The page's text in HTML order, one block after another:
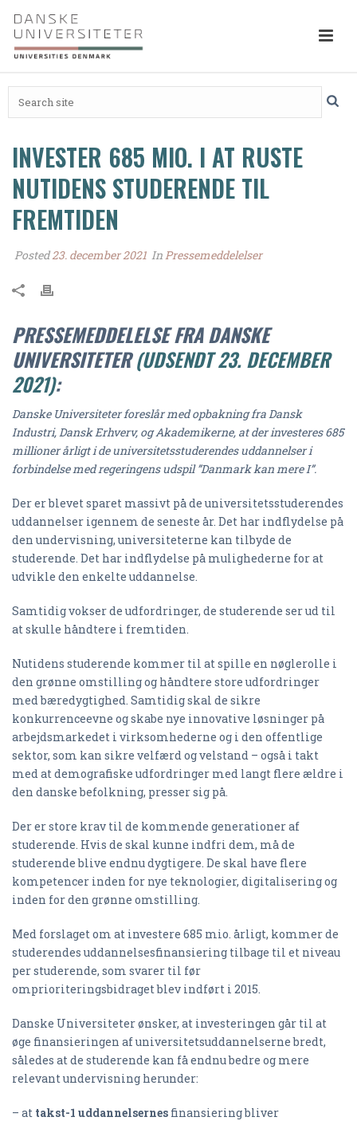
INVESTER 685 MIO. I AT RUSTE
NUTIDENS STUDERENDE TIL
FREMTIDEN
Posted23. december 2021 InPressemeddelelser
PRESSEMEDDELELSE FRA DANSKE
UNIVERSITETER(UDSENDT 23. DECEMBER
2021):
Danske Universiteter foreslår med opbakning fra Dansk
Industri, Dansk Erhverv, og Akademikerne, at der investeres 685
millioner årligt i de universitetsstuderendes uddannelser i
forbindelse med regeringens udspil ”Danmark kan mere I”.
Der er blevet sparet massivt på de universitetsstuderendes
uddannelser igennem de seneste år. Det har indflydelse på
den undervisning, universiteterne kan tilbyde de
studerende. Det har indflydelse på mulighederne for at
udvikle den enkelte uddannelse.
Samtidig vokser de udfordringer, de studerende ser ud til
at skulle håndtere i fremtiden.
Nutidens studerende kommer til at spille en nøglerolle i
den grønne omstilling og håndtere store udfordringer
med bæredygtighed. Samtidig skal de sikre
konkurrenceevne og skabe nye innovative løsninger på
arbejdsmarkedet i virksomhederne og i den offentlige
sektor, som kan sikre velfærd og velstand – også i takt
med at demografiske udfordringer med langt flere ældre i
den danske befolkning, presser sig på.
Der er store krav til de kommende generationer af
studerende. Hvis de skal kunne indfri dem, må de
studerende blive endnu dygtigere. De skal have flere
kompetencer inden for nye teknologier, digitalisering og
inden for den grønne omstilling.
Med forslaget om at investere 685 mio. årligt, kommer de
studerendes uddannelsesfinansiering tilbage til et niveau
per studerende, som svarer til før
omprioriteringsbidraget blev indført i 2015.
Danske Universiteter ønsker, at investeringen går til at
øge finansieringen af universitetsuddannelserne bredt,
således at de studerende kan få endnu bedre og mere
relevant undervisning herunder:
– at takst-1 uddannelsernes finansiering bliver